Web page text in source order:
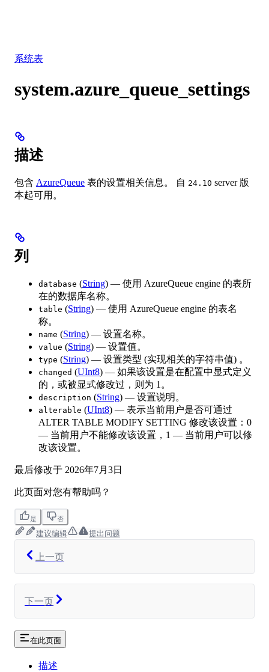
系统表
system.azure_queue_settings
描述
包含 AzureQueue 表的设置相关信息。 自 24.10 server 版
本起可用。
列
database (String) — 使用 AzureQueue engine 的表所
在的数据库名称。
table (String) — 使用 AzureQueue engine 的表名
称。
name (String) — 设置名称。
value (String) — 设置值。
type (String) — 设置类型 (实现相关的字符串值) 。
changed (UInt8) — 如果该设置是在配置中显式定义
的，或被显式修改过，则为 1。
description (String) — 设置说明。
alterable (UInt8) — 表示当前用户是否可通过
ALTER TABLE MODIFY SETTING 修改该设置：0
— 当前用户不能修改该设置，1 — 当前用户可以修
改该设置。
最后修改于 2026年7月3日
此页面对您有帮助吗？
是 否
建议编辑 提出问题
上一页
下一页
在此页面
描述